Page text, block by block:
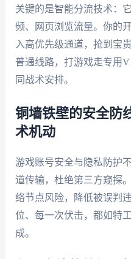
关键的是智能分流技术：
频、网页浏览流量。你的
入高优先级通道，抢到宝
普通线路，打游戏走专用
同战术安排。
铜墙铁壁的安全防
术机动
游戏账号安全与隐私防护
道传输，杜绝第三方窥探
络节点风险，降低被误判
位、每一次伏击，都如特
成。